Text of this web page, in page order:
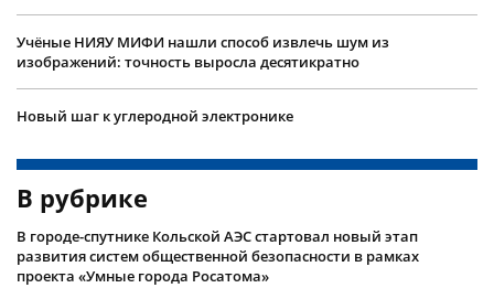
Учëные НИЯУ МИФИ нашли способ извлечь шум из
изображений: точность выросла десятикратно
Новый шаг к углеродной электронике
В рубрике
В городе-спутнике Кольской АЭС стартовал новый этап
развития систем общественной безопасности в рамках
проекта «Умные города Росатома»